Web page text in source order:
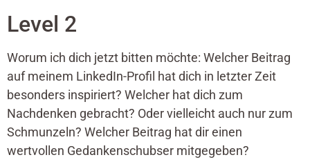
Level 2
Worum ich dich jetzt bitten möchte: Welcher Beitrag
auf meinem LinkedIn-Profil hat dich in letzter Zeit
besonders inspiriert? Welcher hat dich zum
Nachdenken gebracht? Oder vielleicht auch nur zum
Schmunzeln? Welcher Beitrag hat dir einen
wertvollen Gedankenschubser mitgegeben?